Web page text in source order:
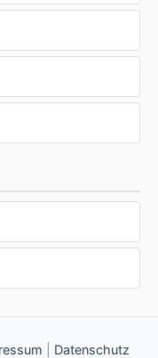
Datenschutz